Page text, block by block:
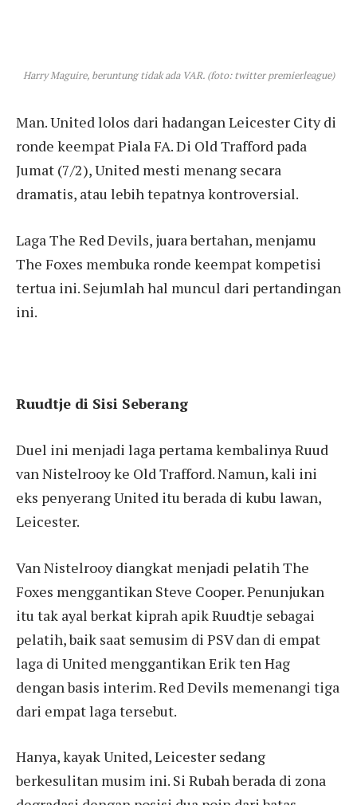
Harry Maguire, beruntung tidak ada VAR. (foto: twitter premierleague)
Man. United lolos dari hadangan Leicester City di
ronde keempat Piala FA. Di Old Trafford pada
Jumat (7/2), United mesti menang secara
dramatis, atau lebih tepatnya kontroversial.
Laga The Red Devils, juara bertahan, menjamu
The Foxes membuka ronde keempat kompetisi
tertua ini. Sejumlah hal muncul dari pertandingan
ini.
Ruudtje di Sisi Seberang
Duel ini menjadi laga pertama kembalinya Ruud
van Nistelrooy ke Old Trafford. Namun, kali ini
eks penyerang United itu berada di kubu lawan,
Leicester.
Van Nistelrooy diangkat menjadi pelatih The
Foxes menggantikan Steve Cooper. Penunjukan
itu tak ayal berkat kiprah apik Ruudtje sebagai
pelatih, baik saat semusim di PSV dan di empat
laga di United menggantikan Erik ten Hag
dengan basis interim. Red Devils memenangi tiga
dari empat laga tersebut.
Hanya, kayak United, Leicester sedang
berkesulitan musim ini. Si Rubah berada di zona